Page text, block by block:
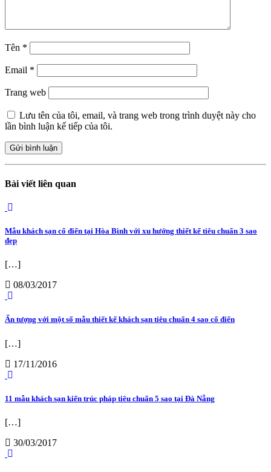
Tên *
Email *
Trang web
Lưu tên của tôi, email, và trang web trong trình duyệt này cho
lần bình luận kế tiếp của tôi.
Bài viết liên quan
Mẫu khách sạn cổ điển tại Hòa Bình với xu hướng thiết kế tiêu chuẩn 3 sao
đẹp
[…]
08/03/2017
Ấn tượng với một số mẫu thiết kế khách sạn tiêu chuẩn 4 sao cổ điển
[…]
17/11/2016
11 mẫu khách sạn kiến trúc pháp tiêu chuẩn 5 sao tại Đà Nẵng
[…]
30/03/2017